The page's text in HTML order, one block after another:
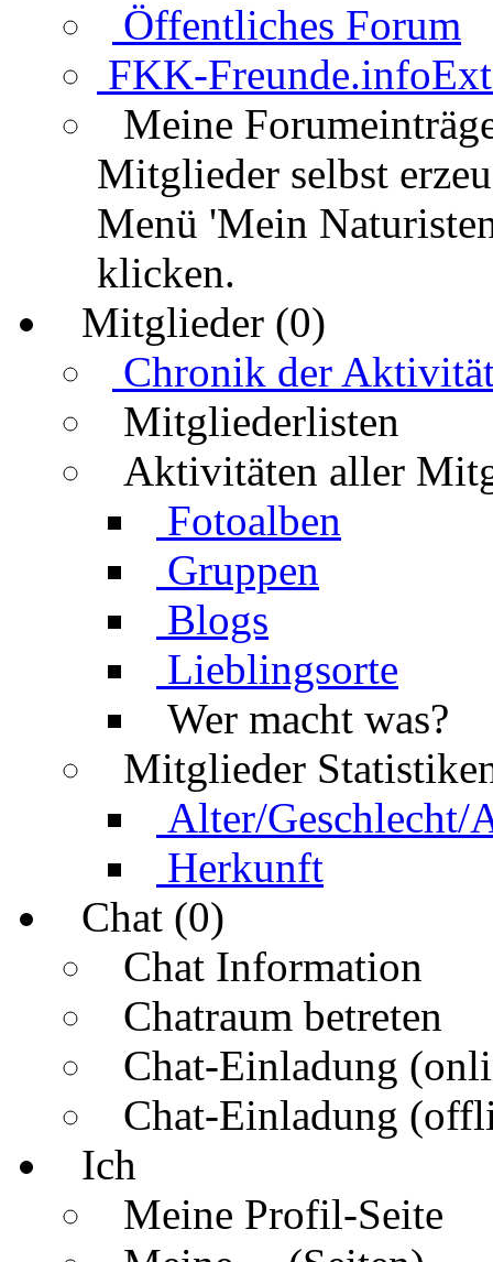
Öffentliches Forum
FKK-Freunde.info
Meine
Mitglieder selbst
Menü 'Mein
klicken.
Mitglieder (0)
Chronik der
Mitgliederlisten
Aktivitäten aller
Fotoalben
Gruppen
Blogs
Lieblingsorte
Wer macht was?
Mitglieder
Alter/Geschlecht/
Herkunft
Chat (0)
Chat Information
Chatraum betreten
Chat-Einladung
Chat-Einladung
Ich
Meine Profil-Seite